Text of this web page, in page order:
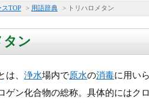
TOP > 用語辞典 > トリハロメタン
タン
は、 浄水場内で原水の消毒に用い
ゲン化合物の総称。具体的にはク